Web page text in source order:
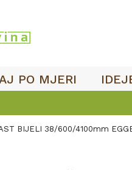
PO MJERI
BIJELI 38/600/4100mm